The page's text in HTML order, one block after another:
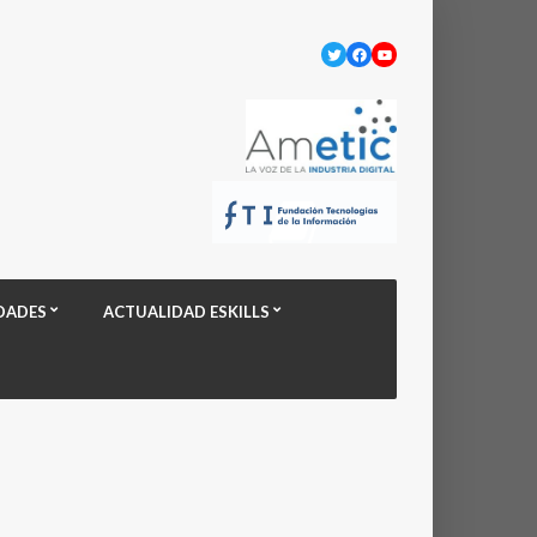
Twitter
Facebook
YouTube
ACTUALIDAD ESKILLS